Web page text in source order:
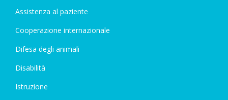
Assistenza al paziente
Cooperazione internazionale
Difesa degli animali
Disabilità
Istruzione